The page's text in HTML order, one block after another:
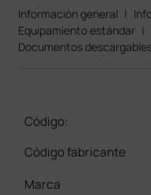
Información general |
Equipamiento estándar |
Documentos
Código:
Código fabricante
Marca